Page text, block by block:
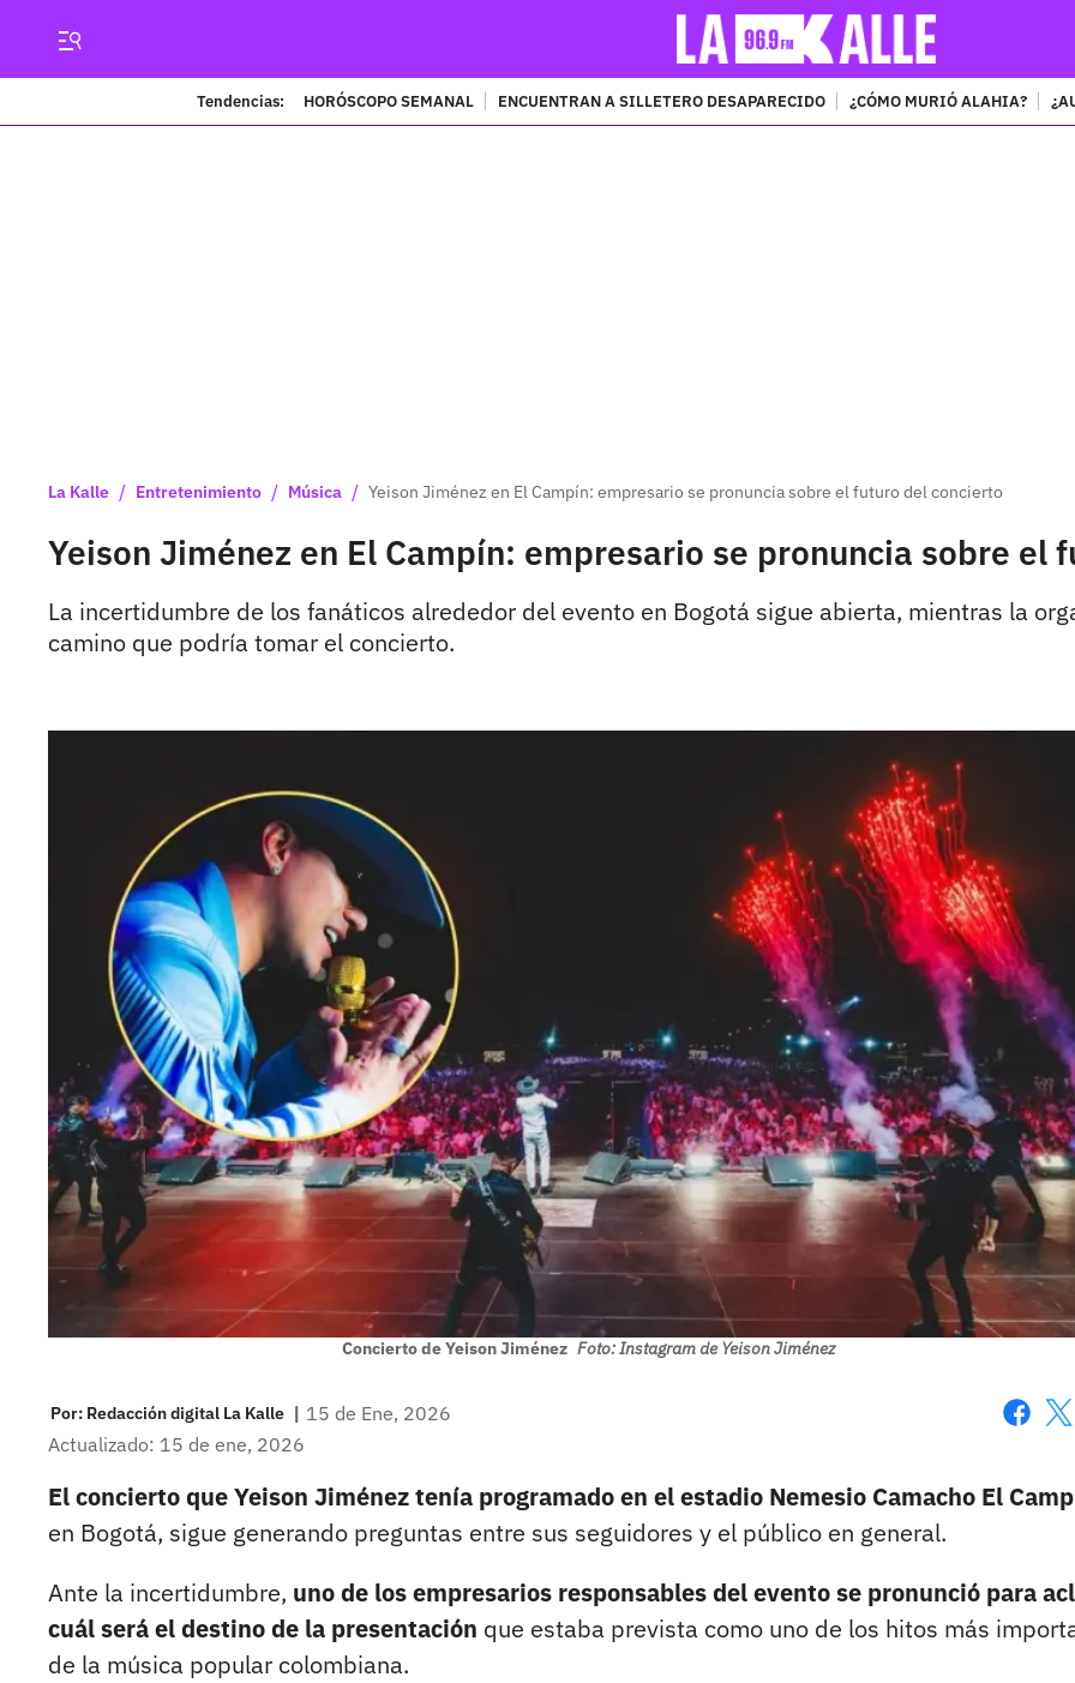
Tendencias: HORÓSCOPO SEMANAL ENCUENTRAN A SILLETERO DESAPARECIDO ¿CÓMO MURIÓ ALAHIA?
La Kalle / Entretenimiento / Música / Yeison Jiménez en El Campín: empresario se pronuncia sobre el futuro del concierto
Yeison Jiménez en El Campín: empresario se pronuncia sobre el
La incertidumbre de los fanáticos alrededor del evento en Bogotá sigue abierta, mientras la
camino que podría tomar el concierto.
Concierto de Yeison Jiménez Foto: Instagram de Yeison Jiménez
Por: Redacción digital La Kalle | 15 de Ene, 2026
Actualizado: 15 de ene, 2026
El concierto que Yeison Jiménez tenía programado en el estadio Nemesio Camacho El
en Bogotá, sigue generando preguntas entre sus seguidores y el público en general.
Ante la incertidumbre, uno de los empresarios responsables del evento se pronunció para
cuál será el destino de la presentación que estaba prevista como uno de los hitos más
de la música popular colombiana.